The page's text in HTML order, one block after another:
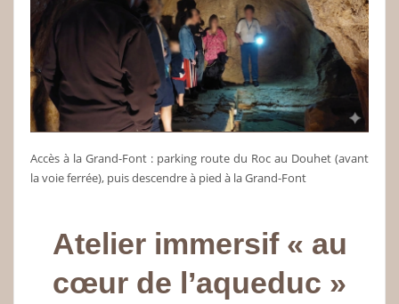
Accès à la Grand-Font : parking route du Roc au Douhet (avant
la voie ferrée), puis descendre à pied à la Grand-Font
Atelier immersif « au
cœur de l’aqueduc »